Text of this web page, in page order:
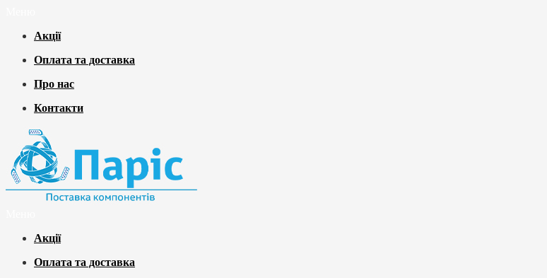
Акції
Оплата та доставка
Про нас
Контакти
Акції
Оплата та доставка